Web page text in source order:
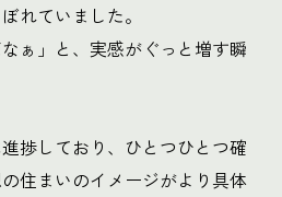
れていました。
ぁ」と、実感がぐっと増す瞬
捗しており、ひとつひとつ確
住まいのイメージがより具体